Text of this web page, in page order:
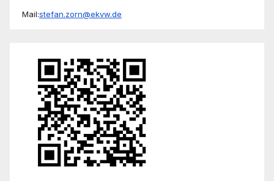
Mail:stefan.zorn@ekvw.de